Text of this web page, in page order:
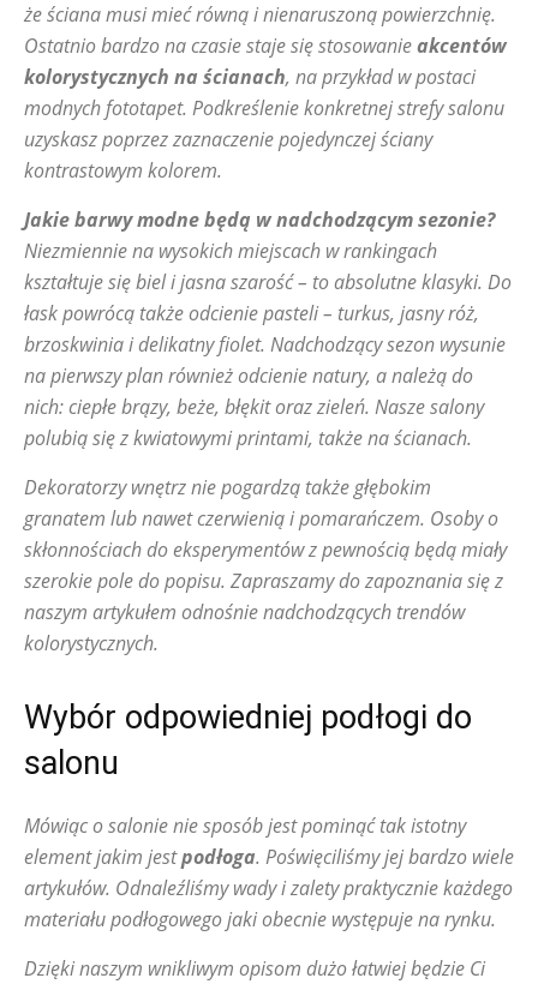
że ściana musi mieć równą i nienaruszoną powierzchnię.
Ostatnio bardzo na czasie staje się stosowanieakcentów
kolorystycznych na ścianach, na przykład w postaci
modnych fototapet. Podkreślenie konkretnej strefy salonu
uzyskasz poprzez zaznaczenie pojedynczej ściany
kontrastowym kolorem.
Jakie barwy modne będą w nadchodzącym sezonie?
Niezmiennie na wysokich miejscach w rankingach
kształtuje się biel i jasna szarość – to absolutne klasyki. Do
łask powrócą także odcienie pasteli – turkus, jasny róż,
brzoskwinia i delikatny fiolet. Nadchodzący sezon wysunie
na pierwszy plan również odcienie natury, a należą do
nich: ciepłe brązy, beże, błękit oraz zieleń. Nasze salony
polubią się z kwiatowymi printami, także na ścianach.
Dekoratorzy wnętrz nie pogardzą także głębokim
granatem lub nawet czerwienią i pomarańczem. Osoby o
skłonnościach do eksperymentów z pewnością będą miały
szerokie pole do popisu. Zapraszamy do zapoznania się z
naszym artykułem odnośnie nadchodzących trendów
kolorystycznych.
Wybór odpowiedniej podłogi do
salonu
Mówiąc o salonie nie sposób jest pominąć tak istotny
element jakim jestpodłoga. Poświęciliśmy jej bardzo wiele
artykułów. Odnaleźliśmy wady i zalety praktycznie każdego
materiału podłogowego jaki obecnie występuje na rynku.
Dzięki naszym wnikliwym opisom dużo łatwiej będzie Ci